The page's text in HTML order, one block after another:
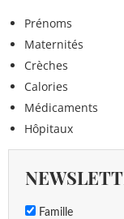
Prénoms
Maternités
Crèches
Calories
Médicaments
Hôpitaux
Famille